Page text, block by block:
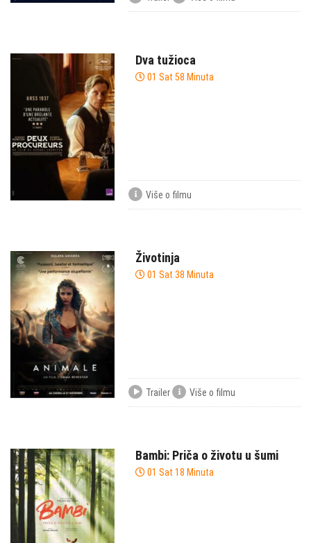
Dva tužioca
01 Sat 58 Minuta
Više o filmu
Životinja
01 Sat 38 Minuta
Trailer Više o filmu
Bambi: Priča o životu u šumi
01 Sat 18 Minuta